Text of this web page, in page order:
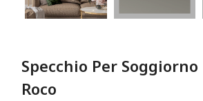
Specchio Per
Roco